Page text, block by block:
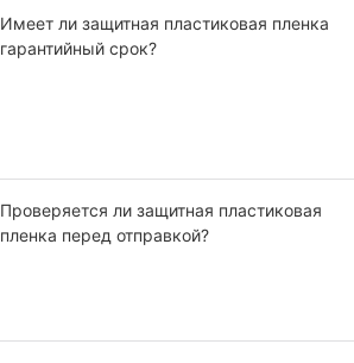
Имеет ли защитная пластиковая пленка
гарантийный срок?
Проверяется ли защитная пластиковая
пленка перед отправкой?